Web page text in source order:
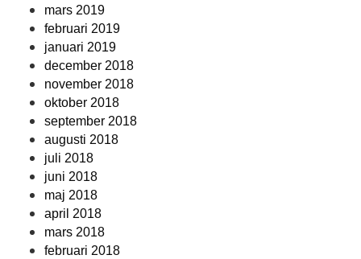
mars 2019
februari 2019
januari 2019
december 2018
november 2018
oktober 2018
september 2018
augusti 2018
juli 2018
juni 2018
maj 2018
april 2018
mars 2018
februari 2018